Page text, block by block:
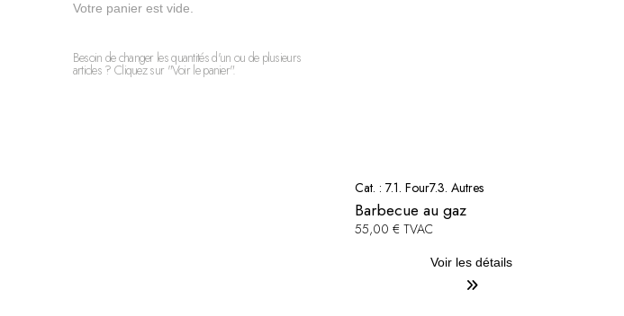
Votre panier est vide.
Besoin de changer les quantités d'un ou de plusieurs
articles ? Cliquez sur "Voir le panier".
Cat. : 7.1. Four7.3. Autres
Barbecue au gaz
55,00 € TVAC
Voir les détails